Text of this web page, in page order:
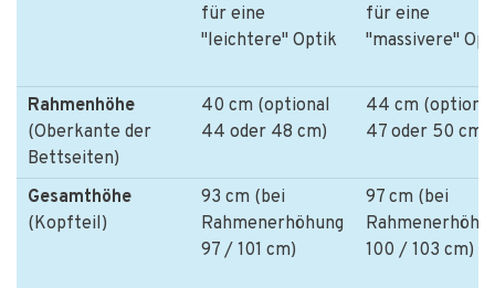
für eine
"leichtere" Optik
für eine
"massivere"
Rahmenhöhe
(Oberkante der
Bettseiten)
40 cm (optional
44 oder 48 cm)
44 cm (optional
47 oder 50 cm)
Gesamthöhe
(Kopfteil)
93 cm (bei
Rahmenerhöhung
97 / 101 cm)
97 cm (bei
100 / 103 cm)